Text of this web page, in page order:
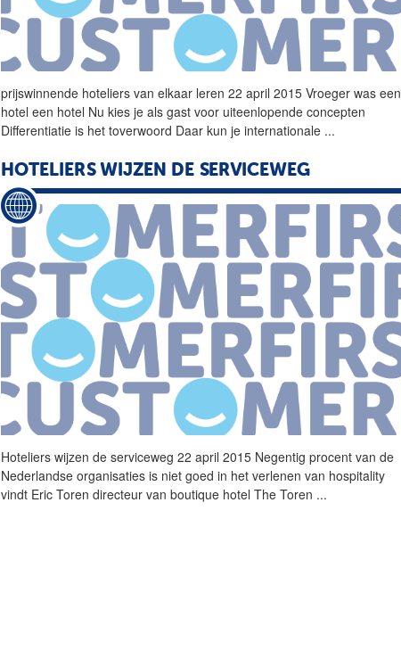
prijswinnende hoteliers van elkaar leren 22 april 2015 Vroeger was een
hotel een hotel Nu kies je als gast voor uiteenlopende concepten
Differentiatie is het toverwoord Daar kun je internationale ...
HOTELIERS WIJZEN DE SERVICEWEG
Hoteliers wijzen de serviceweg 22 april 2015 Negentig procent van de
Nederlandse organisaties is niet goed in het verlenen van hospitality
vindt Eric Toren directeur van boutique hotel The Toren ...